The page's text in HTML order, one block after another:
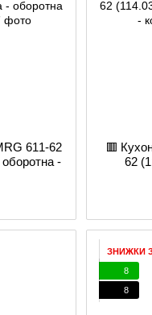
611-62
оборотна -
🟥
62
ЗНИЖКИ
8
8